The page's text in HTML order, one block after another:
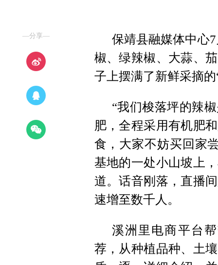
—分享—
保靖县融媒体中心
椒、绿辣椒、大蒜、
子上摆满了新鲜采摘
“我们梭落坪的辣
肥，全程采用有机肥
食，大家不妨买回家
基地的一处小山坡上
道。话音刚落，直播
速增至数千人。
溪洲里电商平台
荐，从种植品种、土